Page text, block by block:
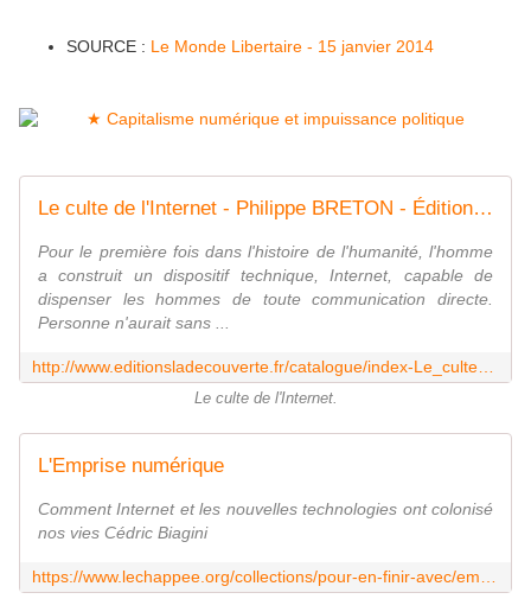
SOURCE : Le Monde Libertaire - 15 janvier 2014
Le culte de l'Internet - Philippe BRETON - Éditions La Découverte
Pour le première fois dans l'histoire de l'humanité, l'homme
a construit un dispositif technique, Internet, capable de
dispenser les hommes de toute communication directe.
Personne n'aurait sans ...
Le culte de l'Internet.
L'Emprise numérique
Comment Internet et les nouvelles technologies ont colonisé
nos vies Cédric Biagini